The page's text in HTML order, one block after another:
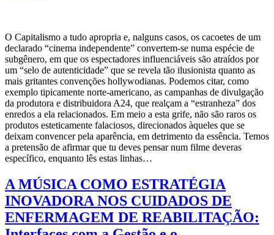
O Capitalismo a tudo apropria e, nalguns casos, os cacoetes de um
declarado “cinema independente” convertem-se numa espécie de
subgênero, em que os espectadores influenciáveis são atraídos por
um “selo de autenticidade” que se revela tão ilusionista quanto as
mais gritantes convenções hollywodianas. Podemos citar, como
exemplo tipicamente norte-americano, as campanhas de divulgação
da produtora e distribuidora A24, que realçam a “estranheza” dos
enredos a ela relacionados. Em meio a esta grife, não são raros os
produtos esteticamente falaciosos, direcionados àqueles que se
deixam convencer pela aparência, em detrimento da essência. Temos
a pretensão de afirmar que tu deves pensar num filme deveras
específico, enquanto lês estas linhas…
A MÚSICA COMO ESTRATÉGIA
INOVADORA NOS CUIDADOS DE
ENFERMAGEM DE REABILITAÇÃO: